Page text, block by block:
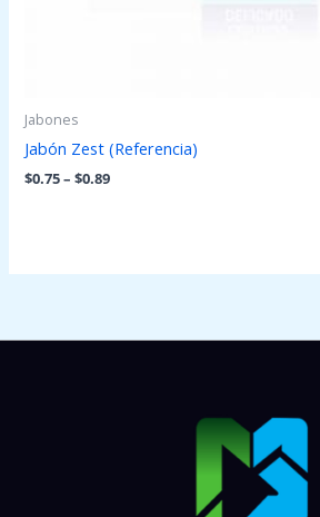
Jabones
Jabón Zest (Referencia)
$0.75– $0.89